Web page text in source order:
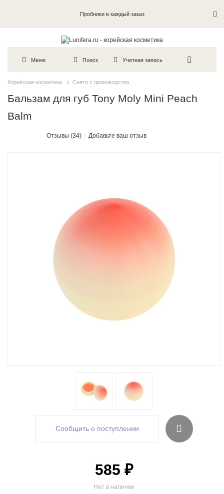
Пробники в каждый заказ
Меню Поиск Учетная запись
Корейская косметика Снято с производства
Бальзам для губ Tony Moly Mini Peach
Balm
Отзывы (34) Добавьте ваш отзыв
Сообщить о поступлении
Нет в наличии
585 ₽